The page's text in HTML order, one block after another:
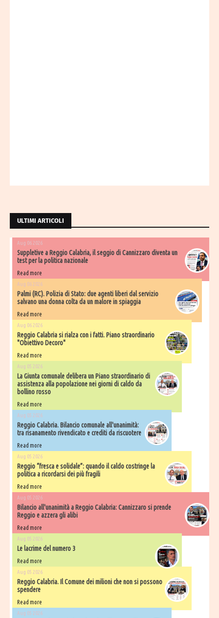
ULTIMI ARTICOLI
Aug 06 2026
Suppletive a Reggio Calabria, il seggio di Cannizzaro diventa un
test per la politica nazionale
Read more
Aug 06 2026
Palmi (RC). Polizia di Stato: due agenti liberi dal servizio
salvano una donna colta da un malore in spiaggia
Read more
Aug 06 2026
Reggio Calabria si rialza con i fatti. Piano straordinario
"Obiettivo Decoro"
Read more
Aug 05 2026
La Giunta comunale delibera un Piano straordinario di
assistenza alla popolazione nei giorni di caldo da
bollino rosso
Read more
Aug 05 2026
Reggio Calabria. Bilancio comunale all'unanimità:
tra risanamento rivendicato e crediti da riscuotere
Read more
Aug 05 2026
Reggio “fresca e solidale”: quando il caldo costringe la
politica a ricordarsi dei più fragili
Read more
Aug 05 2026
Bilancio all'unanimità a Reggio Calabria: Cannizzaro si prende
Reggio e azzera gli alibi
Read more
Aug 05 2026
Le lacrime del numero 3
Read more
Aug 05 2026
Reggio Calabria. Il Comune dei milioni che non si possono
spendere
Read more
Aug 05 2026